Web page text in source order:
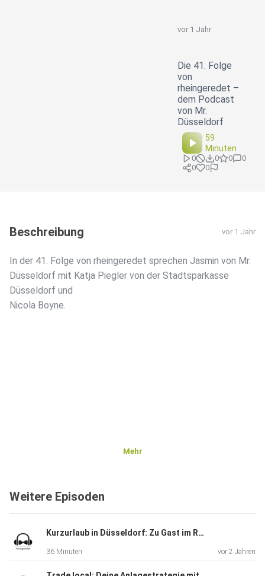
vor 1 Jahr
Die 41. Folge
von
rheingeredet –
dem Podcast
von Mr.
Düsseldorf
59
Minuten
0 0 0
0
0
0
Beschreibung vor 1 Jahr
In der 41. Folge von rheingeredet sprechen Jasmin von Mr.
Düsseldorf mit Katja Piegler von der Stadtsparkasse
Düsseldorf und
Nicola Boyne.
Mehr
Weitere Episoden
Kurzurlaub in Düsseldorf: Zu Gast im Reisemarkt des DUS Airports
36 Minuten vor 2 Jahren